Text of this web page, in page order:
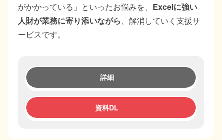
がかかっている」といったお悩みを、 Excelに強い
人財が業務に寄り添いながら、解消していく支援サ
ービスです。
詳細
資料DL